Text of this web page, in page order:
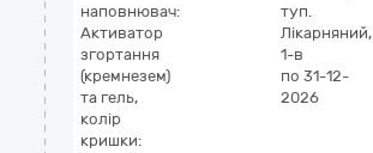
наповнювач:
Активатор
згортання
(кремнезем)
та гель,
колір
кришки:
туп.
Лікарняний,
1-в
по 31-12-
2026